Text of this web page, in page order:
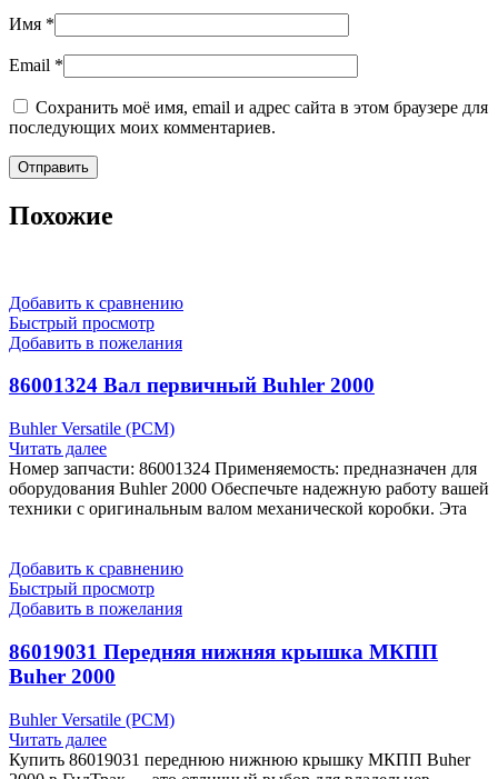
Имя *
Email *
Сохранить моё имя, email и адрес сайта в этом браузере для
последующих моих комментариев.
Похожие
Добавить к сравнению
Быстрый просмотр
Добавить в пожелания
86001324 Вал первичный Buhler 2000
Buhler Versatile (РСМ)
Читать далее
Номер запчасти: 86001324 Применяемость: предназначен для
оборудования Buhler 2000 Обеспечьте надежную работу вашей
техники с оригинальным валом механической коробки. Эта
Добавить к сравнению
Быстрый просмотр
Добавить в пожелания
86019031 Передняя нижняя крышка МКПП
Buher 2000
Buhler Versatile (РСМ)
Читать далее
Купить 86019031 переднюю нижнюю крышку МКПП Buher